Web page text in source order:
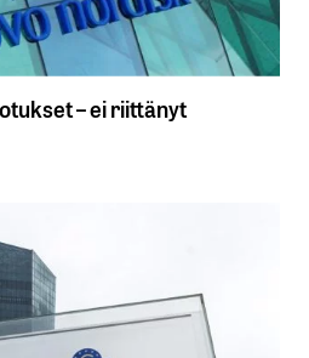
– ei riittänyt